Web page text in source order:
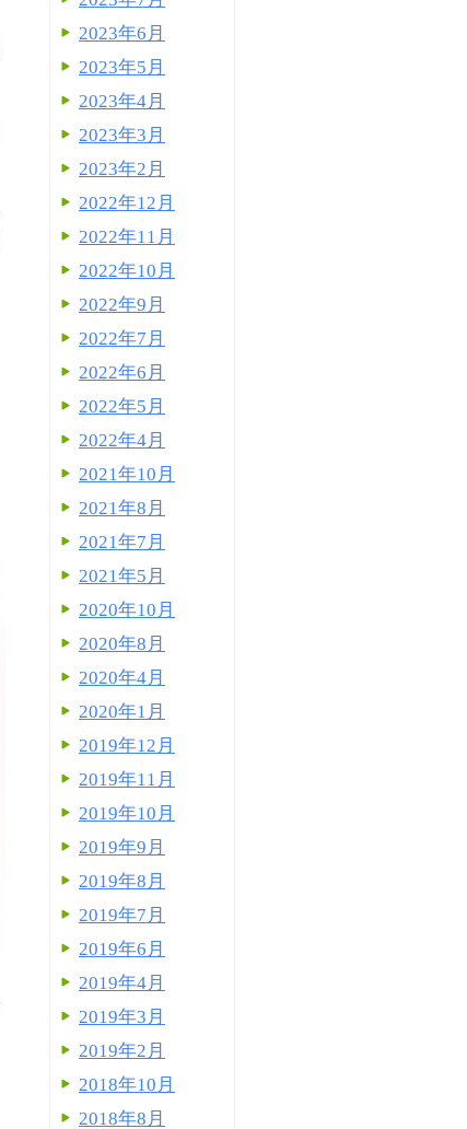
2023年6月
2023年5月
2023年4月
2023年3月
2023年2月
2022年12月
2022年11月
2022年10月
2022年9月
2022年7月
2022年6月
2022年5月
2022年4月
2021年10月
2021年8月
2021年7月
2021年5月
2020年10月
2020年8月
2020年4月
2020年1月
2019年12月
2019年11月
2019年10月
2019年9月
2019年8月
2019年7月
2019年6月
2019年4月
2019年3月
2019年2月
2018年10月
2018年8月